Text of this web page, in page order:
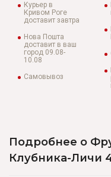
Курьер в
Кривом Роге
доставит завтра
Нова Пошта
доставит в ваш
город 09.08-
10.08
Самовывоз
Подробнее о
Клубника-Личи